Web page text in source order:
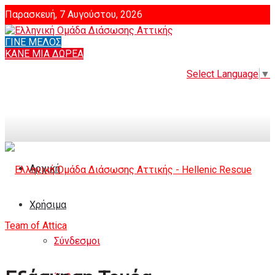
Παρασκευή, 7 Αυγούστου, 2026
Login
Select Language ▼
ΓΙΝΕ ΜΕΛΟΣ
ΚΑΝΕ ΜΙΑ ΔΩΡΕΑ
Αρχική
Χρήσιμα
Σύνδεσμοι